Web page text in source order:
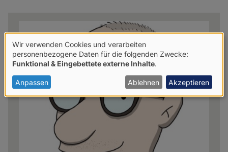
Verwendung
von
personenbezogenen
Daten
Cookies
Wir verwenden Cookies und verarbeiten
personenbezogene Daten für die folgenden Zwecke:
Funktional & Eingebettete externe Inhalte.
Anpassen Ablehnen Akzeptieren